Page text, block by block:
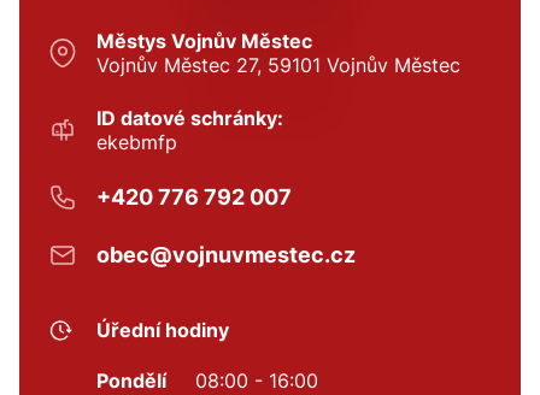
Městys Vojnův Městec
Vojnův Městec 27, 59101 Vojnův Městec
ID datové schránky:
ekebmfp
+420 776 792 007
obec@vojnuvmestec.cz
Úřední hodiny
Pondělí
08:00 - 16:00